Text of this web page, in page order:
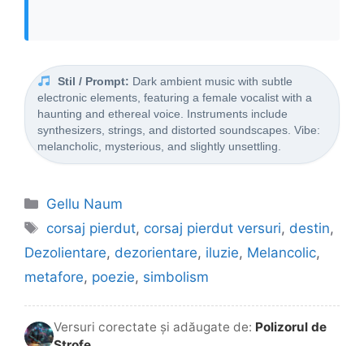
Stil / Prompt: Dark ambient music with subtle
electronic elements, featuring a female vocalist with a
haunting and ethereal voice. Instruments include
synthesizers, strings, and distorted soundscapes. Vibe:
melancholic, mysterious, and slightly unsettling.
Categorii
Gellu Naum
Etichete
corsaj pierdut, corsaj pierdut versuri, destin,
Dezolientare, dezorientare, iluzie, Melancolic,
metafore, poezie, simbolism
Versuri corectate și adăugate de: Polizorul de